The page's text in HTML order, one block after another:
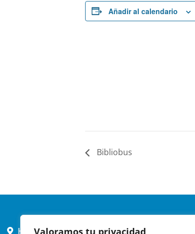
Valoramos tu privacidad
Añadir al calendario
Bibliobus
HORARIO AYUNTAMIENTO